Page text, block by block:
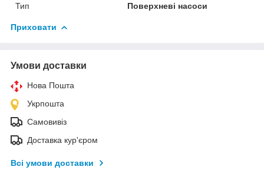
Тип
Поверхневі насоси
Приховати
Умови доставки
Нова Пошта
Укрпошта
Самовивіз
Доставка кур'єром
Всі умови доставки